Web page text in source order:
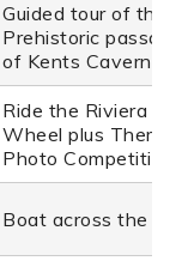
Guided tour of the
Prehistoric
of Kents Cavern
Ride the Riviera
Wheel plus Themed
Photo Competition
Boat across the